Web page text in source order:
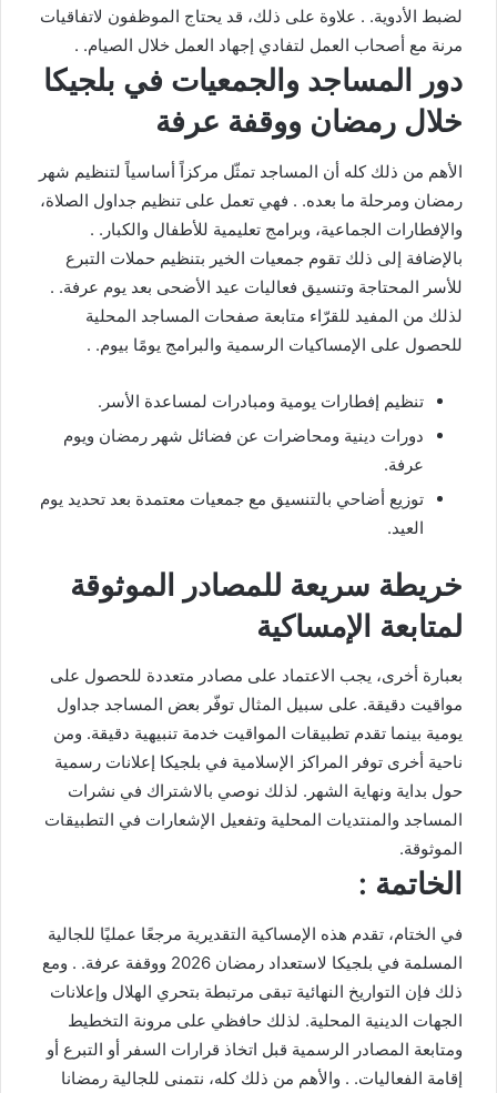
لضبط الأدوية. . علاوة على ذلك، قد يحتاج الموظفون لاتفاقيات
مرنة مع أصحاب العمل لتفادي إجهاد العمل خلال الصيام. .
دور المساجد والجمعيات في بلجيكا
خلال رمضان ووقفة عرفة
الأهم من ذلك كله أن المساجد تمثّل مركزاً أساسياً لتنظيم شهر
رمضان ومرحلة ما بعده. . فهي تعمل على تنظيم جداول الصلاة،
والإفطارات الجماعية، وبرامج تعليمية للأطفال والكبار. .
بالإضافة إلى ذلك تقوم جمعيات الخير بتنظيم حملات التبرع
للأسر المحتاجة وتنسيق فعاليات عيد الأضحى بعد يوم عرفة. .
لذلك من المفيد للقرّاء متابعة صفحات المساجد المحلية
للحصول على الإمساكيات الرسمية والبرامج يومًا بيوم. .
تنظيم إفطارات يومية ومبادرات لمساعدة الأسر.
دورات دينية ومحاضرات عن فضائل شهر رمضان ويوم
عرفة.
توزيع أضاحي بالتنسيق مع جمعيات معتمدة بعد تحديد يوم
العيد.
خريطة سريعة للمصادر الموثوقة
لمتابعة الإمساكية
بعبارة أخرى، يجب الاعتماد على مصادر متعددة للحصول على
مواقيت دقيقة. على سبيل المثال توفّر بعض المساجد جداول
يومية بينما تقدم تطبيقات المواقيت خدمة تنبيهية دقيقة. ومن
ناحية أخرى توفر المراكز الإسلامية في بلجيكا إعلانات رسمية
حول بداية ونهاية الشهر. لذلك نوصي بالاشتراك في نشرات
المساجد والمنتديات المحلية وتفعيل الإشعارات في التطبيقات
الموثوقة.
الخاتمة :
في الختام، تقدم هذه الإمساكية التقديرية مرجعًا عمليًا للجالية
المسلمة في بلجيكا لاستعداد رمضان 2026 ووقفة عرفة. . ومع
ذلك فإن التواريخ النهائية تبقى مرتبطة بتحري الهلال وإعلانات
الجهات الدينية المحلية. لذلك حافظي على مرونة التخطيط
ومتابعة المصادر الرسمية قبل اتخاذ قرارات السفر أو التبرع أو
إقامة الفعاليات. . والأهم من ذلك كله، نتمنى للجالية رمضانا